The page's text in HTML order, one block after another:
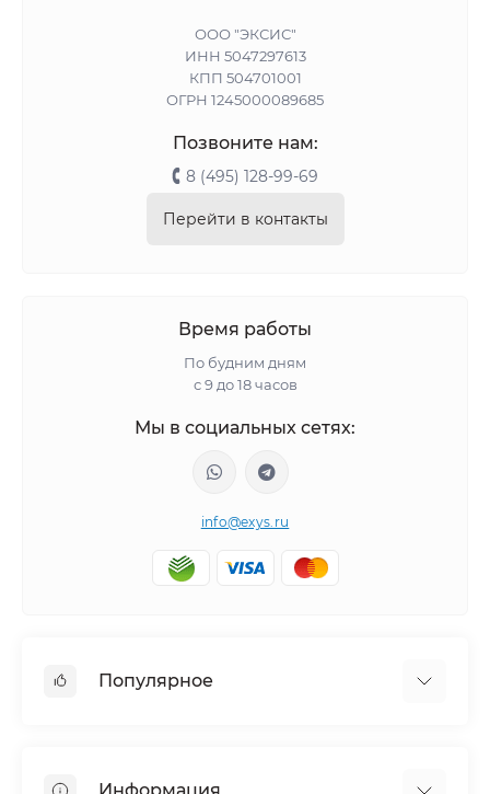
ООО "ЭКСИС"
ИНН 5047297613
КПП 504701001
ОГРН 1245000089685
Позвоните нам:
8 (495) 128-99-69
Перейти в контакты
Время работы
По будним дням
с 9 до 18 часов
Мы в социальных сетях:
info@exys.ru
Популярное
Информация